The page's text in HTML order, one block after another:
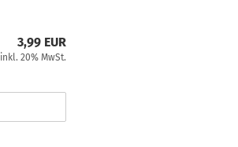
3,99 EUR
inkl. 20% MwSt.